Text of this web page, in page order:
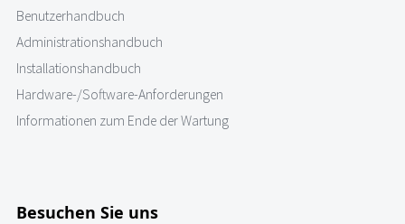
Benutzerhandbuch
Administrationshandbuch
Installationshandbuch
Hardware-/Software-Anforderungen
Informationen zum Ende der Wartung
Besuchen Sie uns